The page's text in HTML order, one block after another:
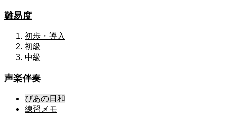
難易度
初歩・導入
初級
中級
声楽伴奏
ぴあの日和
練習メモ